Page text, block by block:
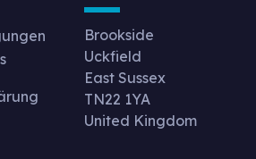
Brookside
Uckfield
East Sussex
TN22 1YA
United Kingdom